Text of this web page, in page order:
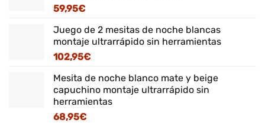
59,95€
Juego de 2 mesitas de noche blancas
montaje ultrarrápido sin herramientas
102,95€
Mesita de noche blanco mate y beige
capuchino montaje ultrarrápido sin
herramientas
68,95€